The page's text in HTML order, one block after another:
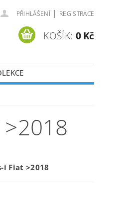
PŘIHLÁŠENÍ | REGISTRACE
KOŠÍK: 0 Kč
>2018
i Fiat >2018